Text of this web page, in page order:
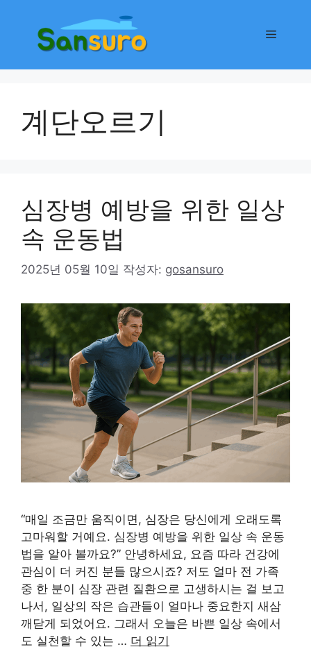
메
계단오르기
심장병 예방을 위한 일상
속 운동법
2025년 05월 10일 작성자: gosansuro
“매일 조금만 움직이면, 심장은 당신에게 오래도록
고마워할 거예요. 심장병 예방을 위한 일상 속 운동
법을 알아 볼까요?” 안녕하세요, 요즘 따라 건강에
관심이 더 커진 분들 많으시죠? 저도 얼마 전 가족
중 한 분이 심장 관련 질환으로 고생하시는 걸 보고
나서, 일상의 작은 습관들이 얼마나 중요한지 새삼
깨닫게 되었어요. 그래서 오늘은 바쁜 일상 속에서
도 실천할 수 있는 … 더 읽기